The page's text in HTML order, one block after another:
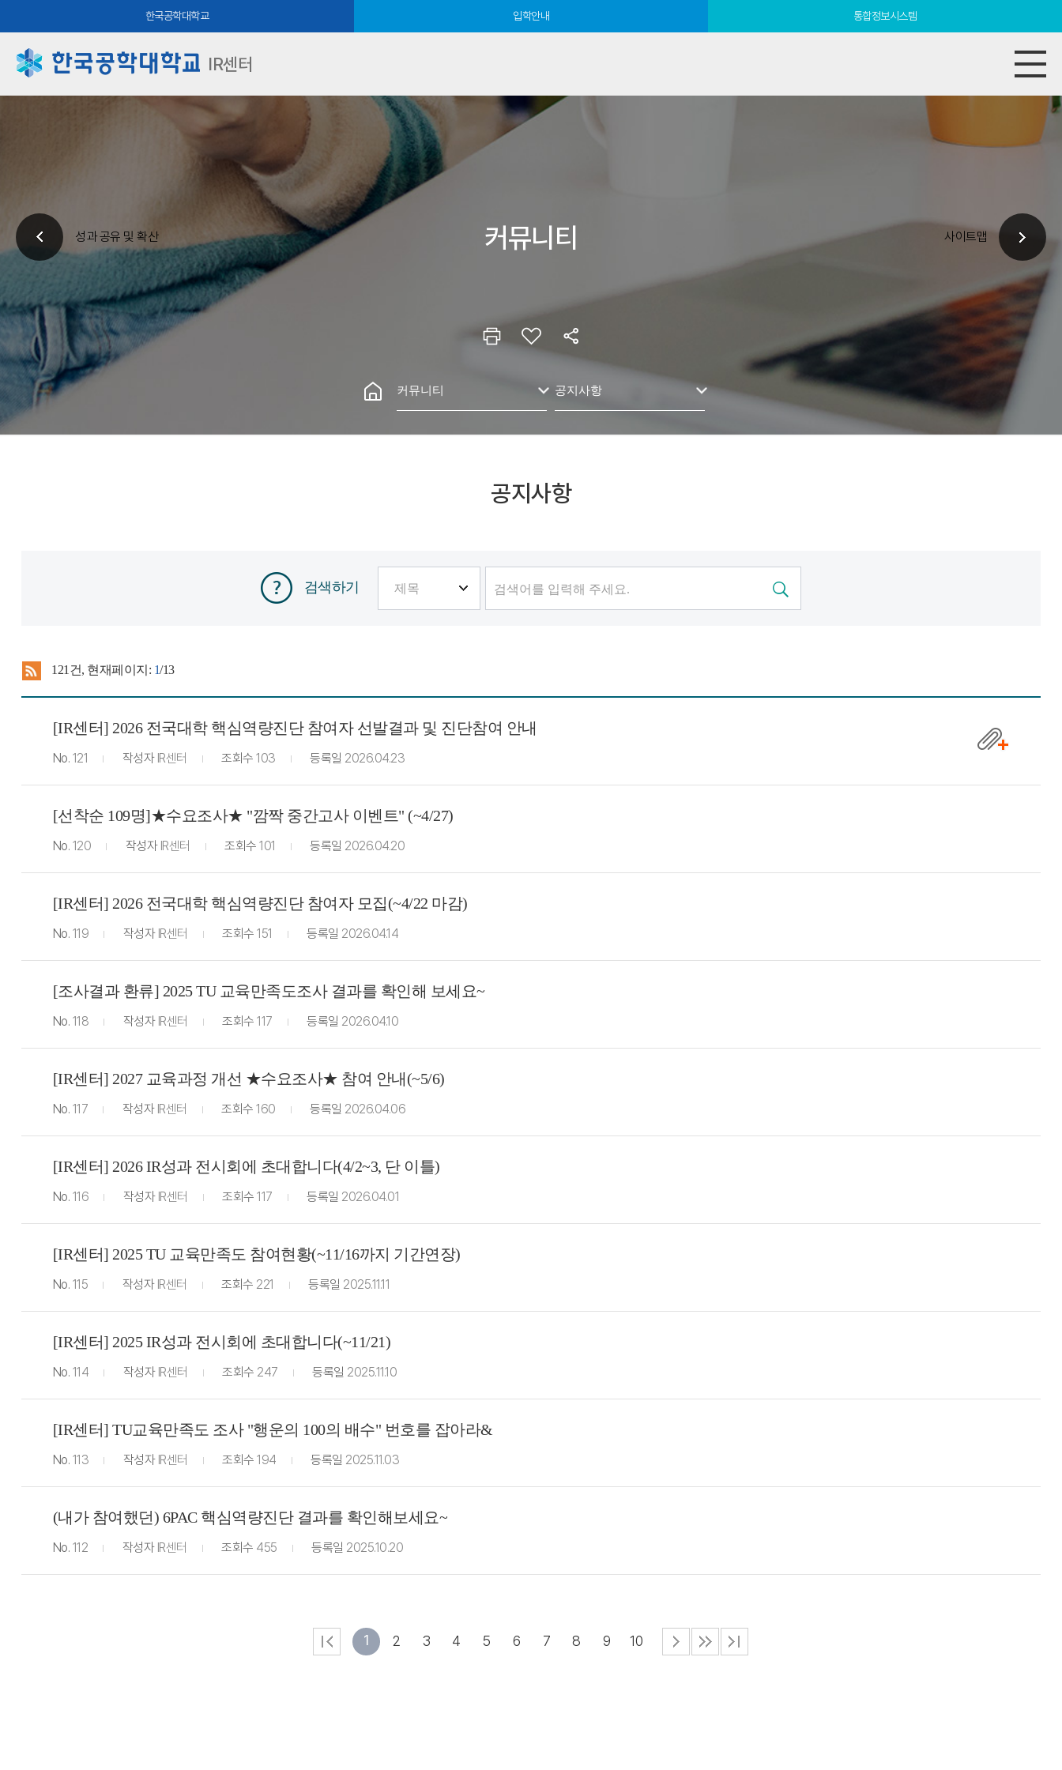
한국공학대학교 입학안내 통합정보시스템
IR센터
성과 공유 및 확산 사이트맵
커뮤니티
커뮤니티 공지사항
공지사항
검색하기
121 건, 현재페이지: 1/13
[IR센터] 2026 전국대학 핵심역량진단 참여자 선발결과 및 진단참여 안내
No. 121 작성자 IR센터 조회수 103 등록일 2026.04.23
[선착순 109명]★수요조사★ "깜짝 중간고사 이벤트" (~4/27)
No. 120 작성자 IR센터 조회수 101 등록일 2026.04.20
[IR센터] 2026 전국대학 핵심역량진단 참여자 모집(~4/22 마감)
No. 119 작성자 IR센터 조회수 151 등록일 2026.04.14
[조사결과 환류] 2025 TU 교육만족도조사 결과를 확인해 보세요~
No. 118 작성자 IR센터 조회수 117 등록일 2026.04.10
[IR센터] 2027 교육과정 개선 ★수요조사★ 참여 안내(~5/6)
No. 117 작성자 IR센터 조회수 160 등록일 2026.04.06
[IR센터] 2026 IR성과 전시회에 초대합니다(4/2~3, 단 이틀)
No. 116 작성자 IR센터 조회수 117 등록일 2026.04.01
[IR센터] 2025 TU 교육만족도 참여현황(~11/16까지 기간연장)
No. 115 작성자 IR센터 조회수 221 등록일 2025.11.11
[IR센터] 2025 IR성과 전시회에 초대합니다(~11/21)
No. 114 작성자 IR센터 조회수 247 등록일 2025.11.10
[IR센터] TU교육만족도 조사 "행운의 100의 배수" 번호를 잡아라&
No. 113 작성자 IR센터 조회수 194 등록일 2025.11.03
(내가 참여했던) 6PAC 핵심역량진단 결과를 확인해보세요~
No. 112 작성자 IR센터 조회수 455 등록일 2025.10.20
1 2 3 4 5 6 7 8 9 10